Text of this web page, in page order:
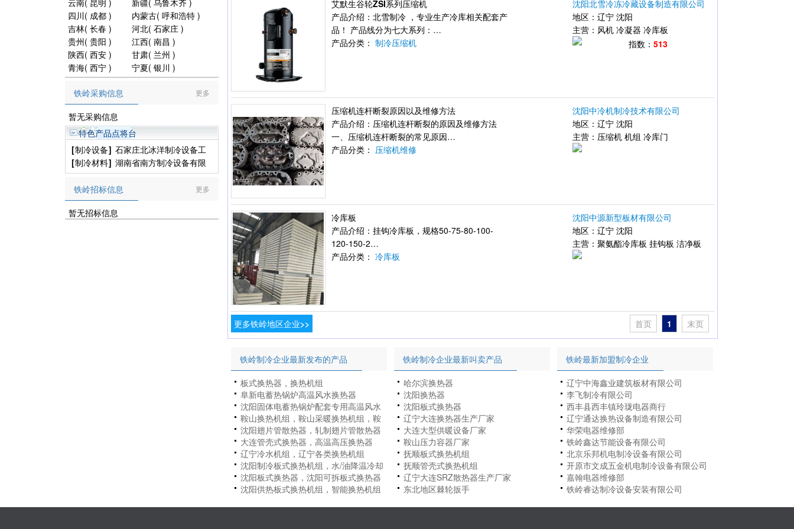
云南( 昆明 ) 新疆( 乌鲁木齐 )
四川( 成都 ) 内蒙古( 呼和浩特 )
吉林( 长春 ) 河北( 石家庄 )
贵州( 贵阳 ) 江西( 南昌 )
陕西( 西安 ) 甘肃( 兰州 )
青海( 西宁 ) 宁夏( 银川 )
更多
铁岭采购信息
暂无采购信息
特色产品点将台
[制冷设备] 石家庄北冰洋制冷设备工
程有限公司
[制冷材料] 湖南省南方制冷设备有限
公司
更多
铁岭招标信息
暂无招标信息
艾默生谷轮ZSI系列压缩机
产品介绍：北雪制冷 ，专业生产冷库相关配套产
品！ 产品线分为七大系列：…
产品分类： 制冷压缩机
沈阳北雪冷冻冷藏设备制造有限公司
地区： 辽宁 沈阳
主营： 风机 冷凝器 冷库板
指数： 513
压缩机连杆断裂原因以及维修方法
产品介绍：压缩机连杆断裂的原因及维修方法
一、压缩机连杆断裂的常见原因…
产品分类： 压缩机维修
沈阳中冷机制冷技术有限公司
地区： 辽宁 沈阳
主营： 压缩机 机组 冷库门
冷库板
产品介绍：挂钩冷库板，规格50-75-80-100-
120-150-2…
产品分类： 冷库板
沈阳中源新型板材有限公司
地区： 辽宁 沈阳
主营： 聚氨酯冷库板 挂钩板 洁净板
首页 1 末页
更多铁岭地区企业>>
铁岭制冷企业最新发布的产品
板式换热器，换热机组
阜新电蓄热锅炉高温风水换热器
沈阳固体电蓄热锅炉配套专用高温风水
换热器
鞍山换热机组，鞍山采暖换热机组，鞍
山智能换热机组
沈阳翅片管散热器，轧制翅片管散热器
大连管壳式换热器，高温高压换热器
辽宁冷水机组，辽宁各类换热机组
沈阳制冷板式换热机组，水/油降温冷却
板式换热机组
沈阳板式换热器，沈阳可拆板式换热器
沈阳供热板式换热机组，智能换热机组
铁岭制冷企业最新叫卖产品
哈尔滨换热器
沈阳换热器
沈阳板式换热器
辽宁大连换热器生产厂家
大连大型供暖设备厂家
鞍山压力容器厂家
抚顺板式换热机组
抚顺管壳式换热机组
辽宁大连SRZ散热器生产厂家
东北地区棘轮扳手
铁岭最新加盟制冷企业
辽宁中海鑫业建筑板材有限公司
李飞制冷有限公司
西丰县西丰镇玲珑电器商行
辽宁通达换热设备制造有限公司
华荣电器维修部
铁岭鑫达节能设备有限公司
北京乐邦机电制冷设备有限公司
开原市文成五金机电制冷设备有限公司
嘉翰电器维修部
铁岭睿达制冷设备安装有限公司